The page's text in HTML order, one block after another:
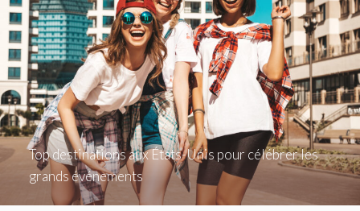
Top destinations aux États-Unis pour célébrer les
grands événements